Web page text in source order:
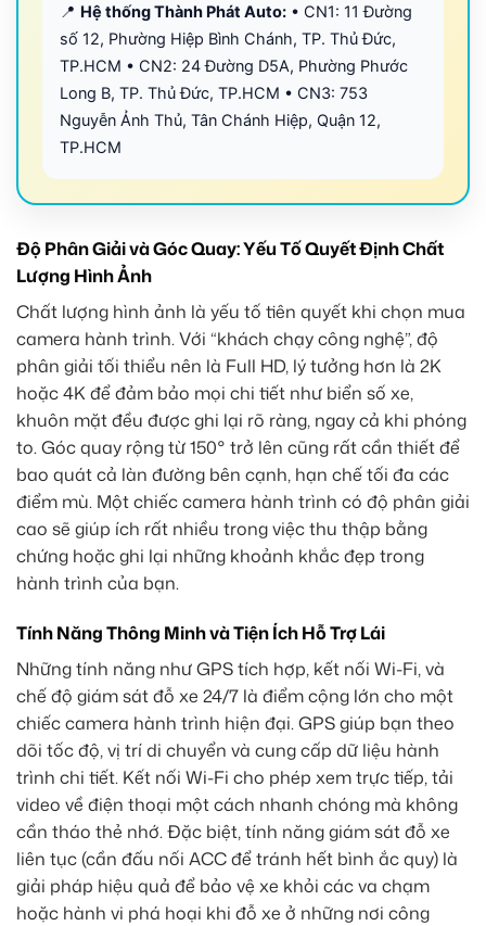
📍 Hệ thống Thành Phát Auto: • CN1: 11 Đường
số 12, Phường Hiệp Bình Chánh, TP. Thủ Đức,
TP.HCM • CN2: 24 Đường D5A, Phường Phước
Long B, TP. Thủ Đức, TP.HCM • CN3: 753
Nguyễn Ảnh Thủ, Tân Chánh Hiệp, Quận 12,
TP.HCM
Độ Phân Giải và Góc Quay: Yếu Tố Quyết Định Chất
Lượng Hình Ảnh
Chất lượng hình ảnh là yếu tố tiên quyết khi chọn mua
camera hành trình. Với “khách chạy công nghệ”, độ
phân giải tối thiểu nên là Full HD, lý tưởng hơn là 2K
hoặc 4K để đảm bảo mọi chi tiết như biển số xe,
khuôn mặt đều được ghi lại rõ ràng, ngay cả khi phóng
to. Góc quay rộng từ 150° trở lên cũng rất cần thiết để
bao quát cả làn đường bên cạnh, hạn chế tối đa các
điểm mù. Một chiếc camera hành trình có độ phân giải
cao sẽ giúp ích rất nhiều trong việc thu thập bằng
chứng hoặc ghi lại những khoảnh khắc đẹp trong
hành trình của bạn.
Tính Năng Thông Minh và Tiện Ích Hỗ Trợ Lái
Những tính năng như GPS tích hợp, kết nối Wi-Fi, và
chế độ giám sát đỗ xe 24/7 là điểm cộng lớn cho một
chiếc camera hành trình hiện đại. GPS giúp bạn theo
dõi tốc độ, vị trí di chuyển và cung cấp dữ liệu hành
trình chi tiết. Kết nối Wi-Fi cho phép xem trực tiếp, tải
video về điện thoại một cách nhanh chóng mà không
cần tháo thẻ nhớ. Đặc biệt, tính năng giám sát đỗ xe
liên tục (cần đấu nối ACC để tránh hết bình ắc quy) là
giải pháp hiệu quả để bảo vệ xe khỏi các va chạm
hoặc hành vi phá hoại khi đỗ xe ở những nơi công